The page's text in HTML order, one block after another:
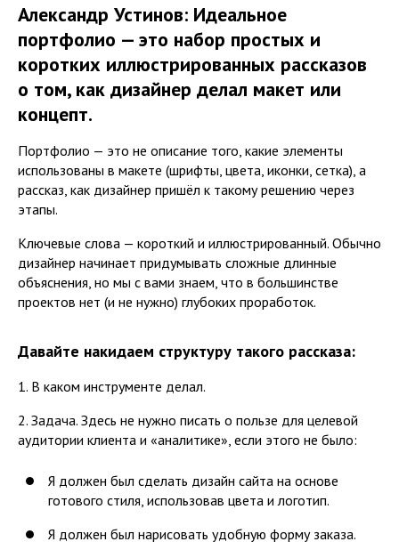
Александр Устинов: Идеальное
портфолио — это набор простых и
коротких иллюстрированных рассказов
о том, как дизайнер делал макет или
концепт.
Портфолио — это не описание того, какие элементы
использованы в макете (шрифты, цвета, иконки, сетка), а
рассказ, как дизайнер пришёл к такому решению через
этапы.
Ключевые слова — короткий и иллюстрированный. Обычно
дизайнер начинает придумывать сложные длинные
объяснения, но мы с вами знаем, что в большинстве
проектов нет (и не нужно) глубоких проработок.
Давайте накидаем структуру такого рассказа:
1. В каком инструменте делал.
2. Задача. Здесь не нужно писать о пользе для целевой
аудитории клиента и «аналитике», если этого не было:
Я должен был сделать дизайн сайта на основе
готового стиля, использовав цвета и логотип.
Я должен был нарисовать удобную форму заказа.